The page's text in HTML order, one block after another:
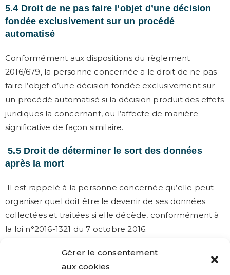
Gérer le consentement
aux cookies
5.4 Droit de ne pas faire l’objet d’une décision
fondée exclusivement sur un procédé
automatisé
Conformément aux dispositions du règlement
2016/679, la personne concernée a le droit de ne pas
faire l’objet d’une décision fondée exclusivement sur
un procédé automatisé si la décision produit des effets
juridiques la concernant, ou l’affecte de manière
significative de façon similaire.
5.5 Droit de déterminer le sort des données
après la mort
Il est rappelé à la personne concernée qu’elle peut
organiser quel doit être le devenir de ses données
collectées et traitées si elle décède, conformément à
la loi n°2016-1321 du 7 octobre 2016.
5.6 Droit de saisir l’autorité de contrôle